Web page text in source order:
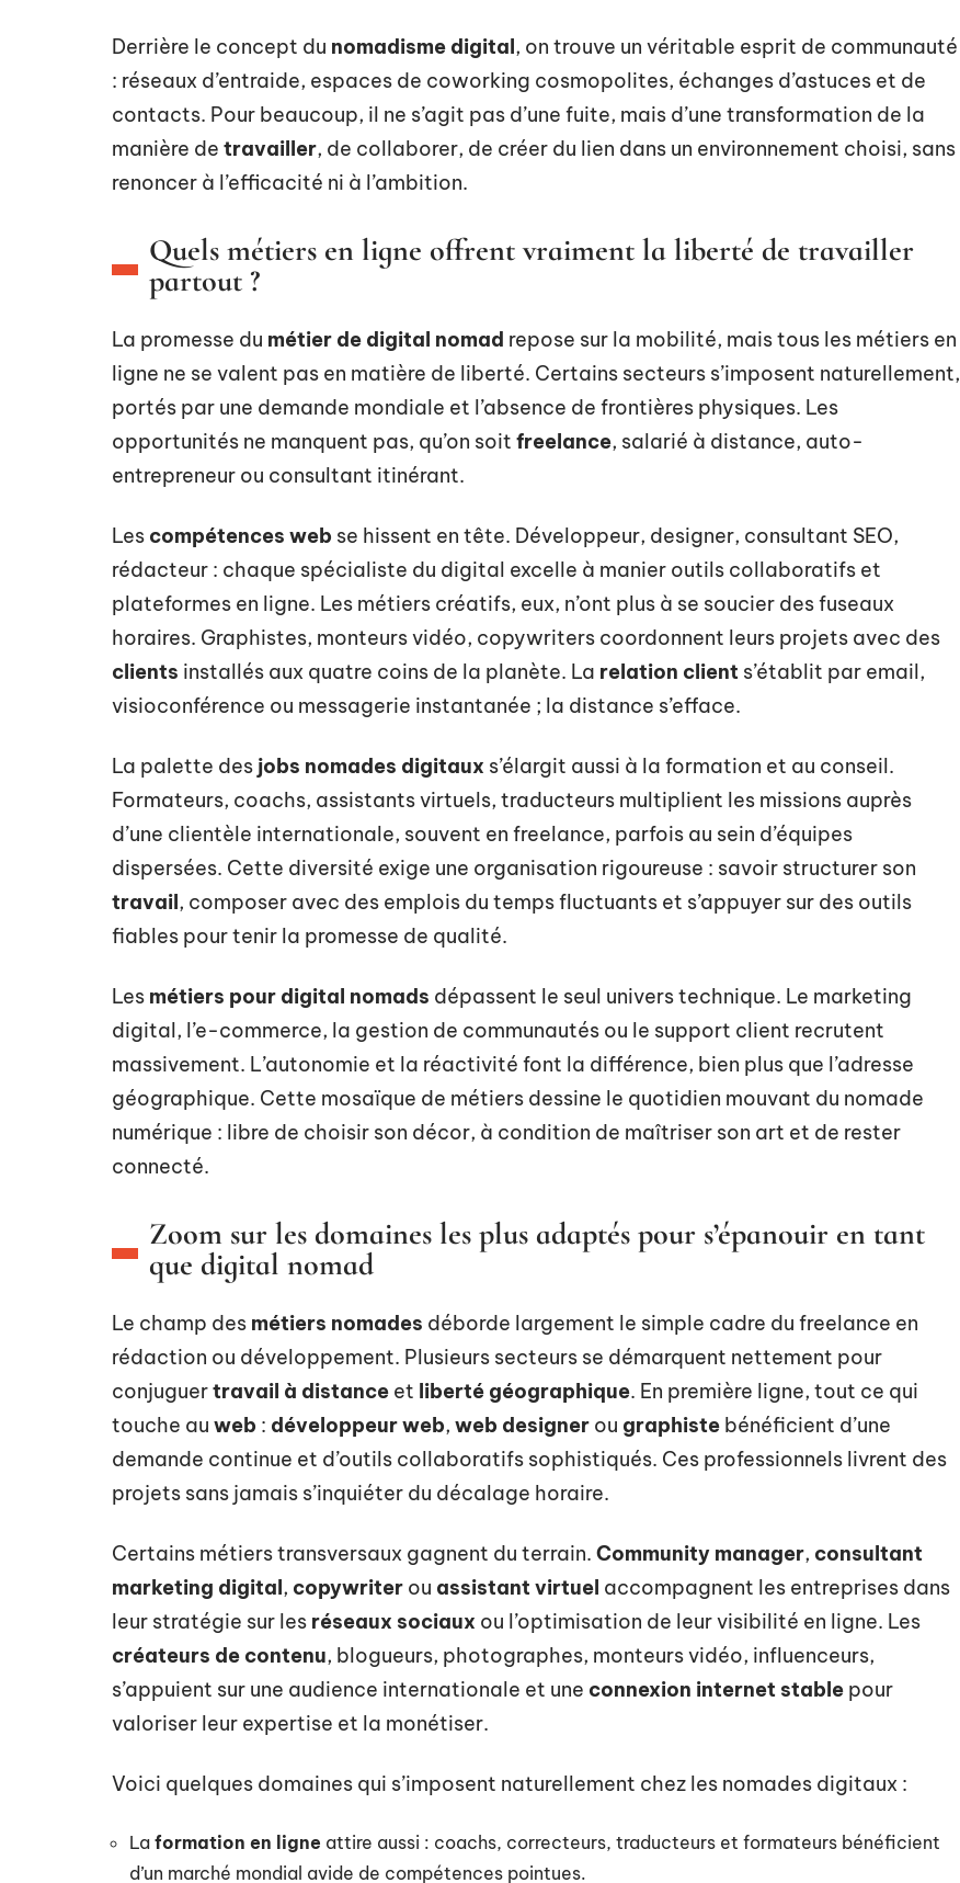
Derrière le concept du nomadisme digital, on trouve un véritable esprit de communauté
: réseaux d’entraide, espaces de coworking cosmopolites, échanges d’astuces et de
contacts. Pour beaucoup, il ne s’agit pas d’une fuite, mais d’une transformation de la
manière de travailler, de collaborer, de créer du lien dans un environnement choisi, sans
renoncer à l’efficacité ni à l’ambition.
Quels métiers en ligne offrent vraiment la liberté de travailler
partout ?
La promesse du métier de digital nomad repose sur la mobilité, mais tous les métiers en
ligne ne se valent pas en matière de liberté. Certains secteurs s’imposent naturellement,
portés par une demande mondiale et l’absence de frontières physiques. Les
opportunités ne manquent pas, qu’on soit freelance, salarié à distance, auto-
entrepreneur ou consultant itinérant.
Les compétences web se hissent en tête. Développeur, designer, consultant SEO,
rédacteur : chaque spécialiste du digital excelle à manier outils collaboratifs et
plateformes en ligne. Les métiers créatifs, eux, n’ont plus à se soucier des fuseaux
horaires. Graphistes, monteurs vidéo, copywriters coordonnent leurs projets avec des
clients installés aux quatre coins de la planète. La relation client s’établit par email,
visioconférence ou messagerie instantanée ; la distance s’efface.
La palette des jobs nomades digitaux s’élargit aussi à la formation et au conseil.
Formateurs, coachs, assistants virtuels, traducteurs multiplient les missions auprès
d’une clientèle internationale, souvent en freelance, parfois au sein d’équipes
dispersées. Cette diversité exige une organisation rigoureuse : savoir structurer son
travail, composer avec des emplois du temps fluctuants et s’appuyer sur des outils
fiables pour tenir la promesse de qualité.
Les métiers pour digital nomads dépassent le seul univers technique. Le marketing
digital, l’e-commerce, la gestion de communautés ou le support client recrutent
massivement. L’autonomie et la réactivité font la différence, bien plus que l’adresse
géographique. Cette mosaïque de métiers dessine le quotidien mouvant du nomade
numérique : libre de choisir son décor, à condition de maîtriser son art et de rester
connecté.
Zoom sur les domaines les plus adaptés pour s’épanouir en tant
que digital nomad
Le champ des métiers nomades déborde largement le simple cadre du freelance en
rédaction ou développement. Plusieurs secteurs se démarquent nettement pour
conjuguertravail à distance et liberté géographique. En première ligne, tout ce qui
touche au web : développeur web, web designer ou graphiste bénéficient d’une
demande continue et d’outils collaboratifs sophistiqués. Ces professionnels livrent des
projets sans jamais s’inquiéter du décalage horaire.
Certains métiers transversaux gagnent du terrain. Community manager, consultant
marketing digital, copywriter ou assistant virtuel accompagnent les entreprises dans
leur stratégie sur les réseaux sociaux ou l’optimisation de leur visibilité en ligne. Les
créateurs de contenu, blogueurs, photographes, monteurs vidéo, influenceurs,
s’appuient sur une audience internationale et une connexion internet stable pour
valoriser leur expertise et la monétiser.
Voici quelques domaines qui s’imposent naturellement chez les nomades digitaux :
La formation en ligne attire aussi : coachs, correcteurs, traducteurs et formateurs bénéficient
d’un marché mondial avide de compétences pointues.